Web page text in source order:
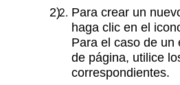
Para crear un
haga clic en el
Para el caso de un
de página, utilice
correspondientes.